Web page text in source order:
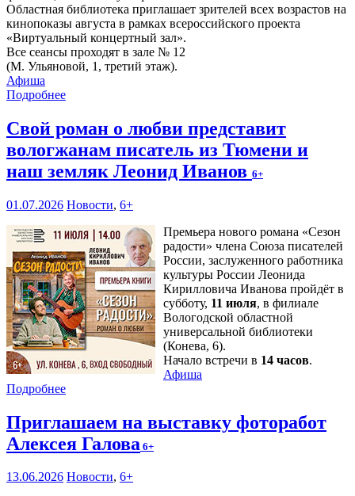
Областная библиотека приглашает зрителей всех возрастов на
кинопоказы августа в рамках всероссийского проекта
«Виртуальный концертный зал».
Все сеансы проходят в зале № 12
(М. Ульяновой, 1, третий этаж).
Афиша
Подробнее
Свой роман о любви представит
вологжанам писатель из Тюмени и
наш земляк Леонид Иванов 6+
01.07.2026 Новости, 6+
Премьера нового романа «Сезон
радости» члена Союза писателей
России, заслуженного работника
культуры России Леонида
Кирилловича Иванова пройдёт в
субботу, 11 июля, в филиале
Вологодской областной
универсальной библиотеки
(Конева, 6).
Начало встречи в 14 часов.
Афиша
Подробнее
Приглашаем на выставку фоторабот
Алексея Галова 6+
13.06.2026 Новости, 6+